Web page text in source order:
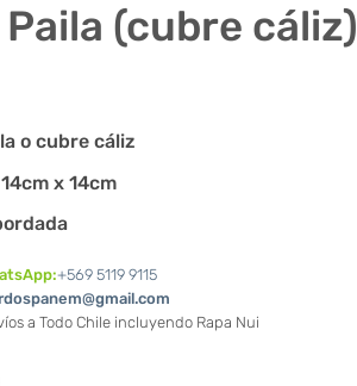
(cubre cáliz)
o cubre cáliz
x 14cm
+569 5119 9115
a Todo Chile incluyendo Rapa Nui
cáliz) cantidad